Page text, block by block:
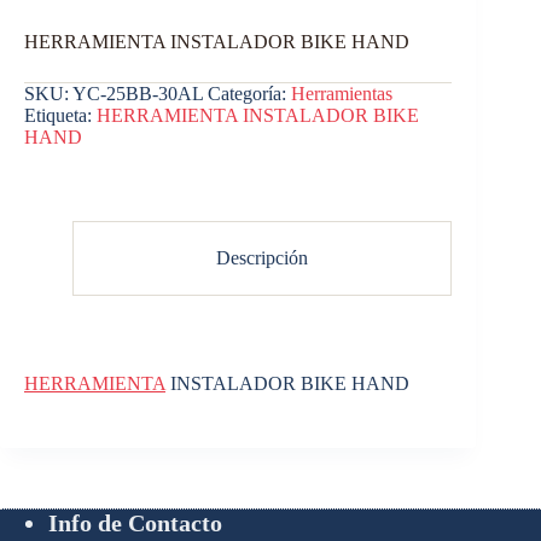
HERRAMIENTA INSTALADOR BIKE HAND
SKU: YC-25BB-30AL Categoría: Herramientas
Etiqueta: HERRAMIENTA INSTALADOR BIKE
HAND
Descripción
HERRAMIENTA INSTALADOR BIKE HAND
Info de Contacto